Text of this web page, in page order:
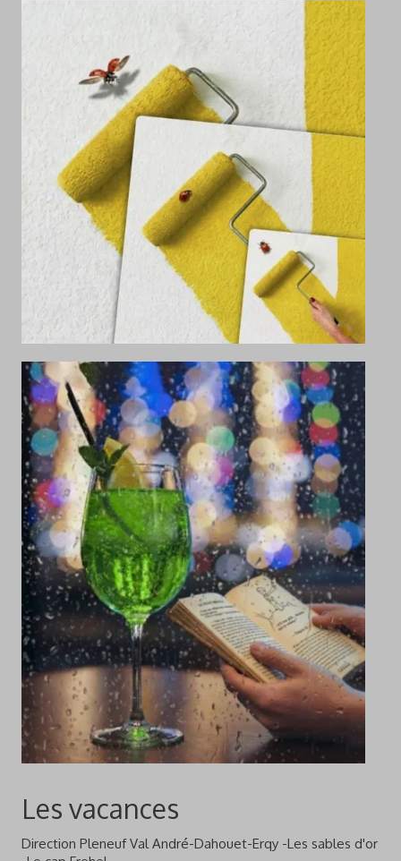
Les vacances
Direction Pleneuf Val André-Dahouet-Erqy -Les sables d'or